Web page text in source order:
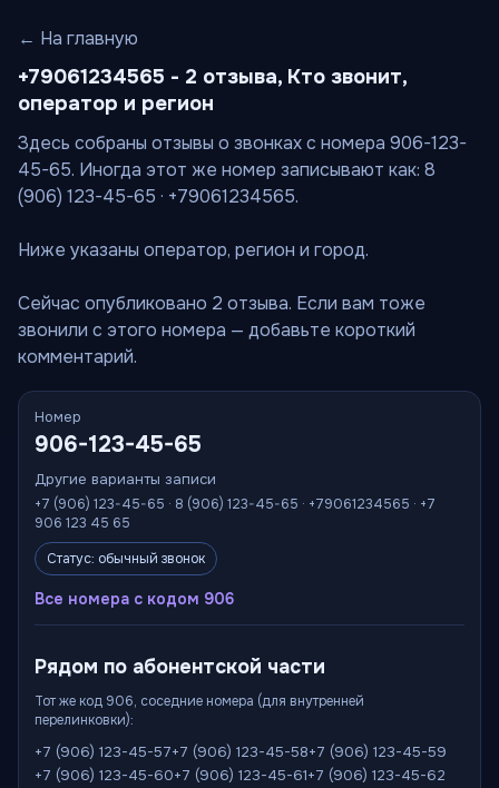
← На главную
+79061234565 - 2 отзыва, Кто звонит,
оператор и регион
Здесь собраны отзывы о звонках с номера 906-123-
45-65. Иногда этот же номер записывают как: 8
(906) 123-45-65 · +79061234565.
Ниже указаны оператор, регион и город.
Сейчас опубликовано 2 отзыва. Если вам тоже
звонили с этого номера — добавьте короткий
комментарий.
Номер
906-123-45-65
Другие варианты записи
+7 (906) 123-45-65 · 8 (906) 123-45-65 · +79061234565 · +7
906 123 45 65
Статус: обычный звонок
Все номера с кодом 906
Рядом по абонентской части
Тот же код 906, соседние номера (для внутренней
перелинковки):
+7 (906) 123-45-57+7 (906) 123-45-58+7 (906) 123-45-59
+7 (906) 123-45-60+7 (906) 123-45-61+7 (906) 123-45-62